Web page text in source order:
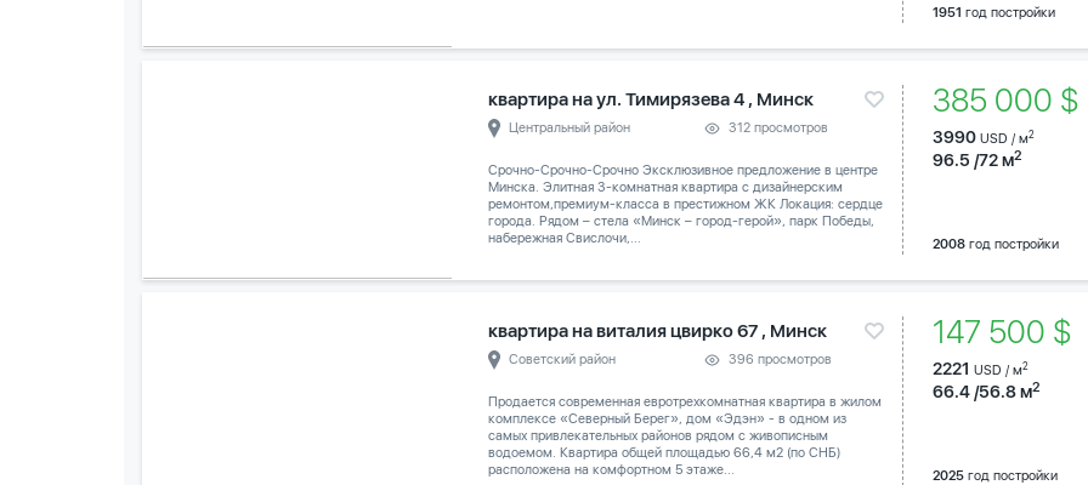
1951 год постройки
квартира на ул. Тимирязева 4 , Минск
Центральный район 312 просмотров
Срочно-Срочно-Срочно Эксклюзивное предложение в центре
Минска. Элитная 3-комнатная квартира с дизайнерским
ремонтом,премиум-класса в престижном ЖК Локация: сердце
города. Рядом – стела «Минск – город-герой», парк Победы,
набережная Свислочи,...
385 000
3990 USD / м2
96.5 /72 м2
2008год постройки
квартира на виталия цвирко 67 , Минск
Советский район 396 просмотров
Продается современная евротрехкомнатная квартира в жилом
комплексе «Северный Берег», дом «Эдэн» - в одном из
самых привлекательных районов рядом с живописным
водоемом. Квартира общей площадью 66,4 м2 (по СНБ)
расположена на комфортном 5 этаже...
147 500 $
2221 USD / м2
66.4 /56.8 м2
2025год постройки